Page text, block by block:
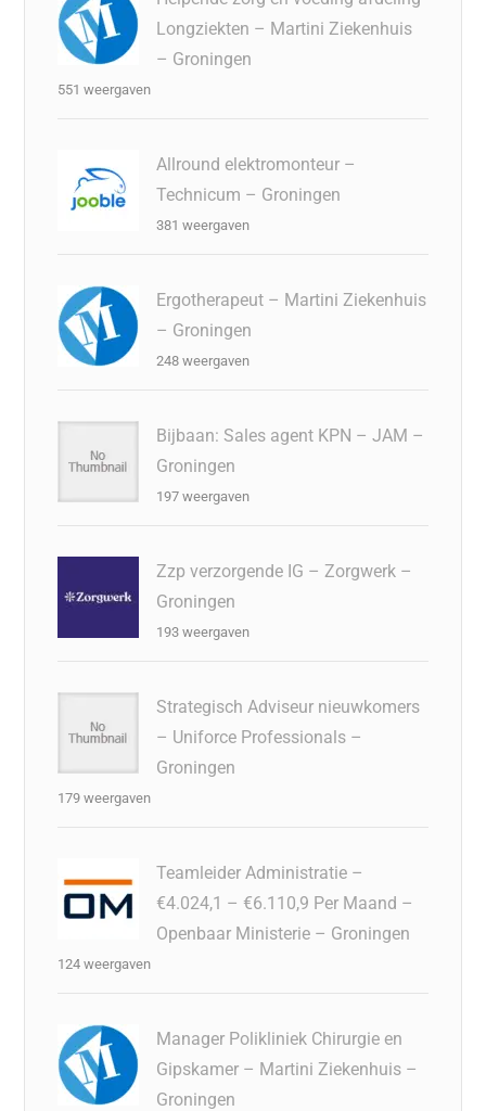
Longziekten – Martini Ziekenhuis
– Groningen
551 weergaven
Allround elektromonteur –
Technicum – Groningen
381 weergaven
Ergotherapeut – Martini Ziekenhuis
– Groningen
248 weergaven
Bijbaan: Sales agent KPN – JAM –
Groningen
197 weergaven
Zzp verzorgende IG – Zorgwerk –
Groningen
193 weergaven
Strategisch Adviseur nieuwkomers
– Uniforce Professionals –
Groningen
179 weergaven
Teamleider Administratie –
€4.024,1 – €6.110,9 Per Maand –
Openbaar Ministerie – Groningen
124 weergaven
Manager Polikliniek Chirurgie en
Gipskamer – Martini Ziekenhuis –
Groningen